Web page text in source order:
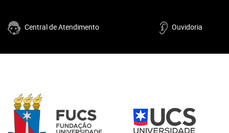
Central de Atendimento Ouvidoria